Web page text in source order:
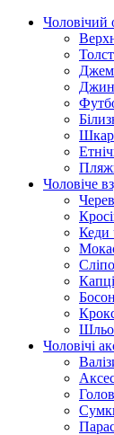
Чоловічий
Чоловіче
Кеди
Чоловічі